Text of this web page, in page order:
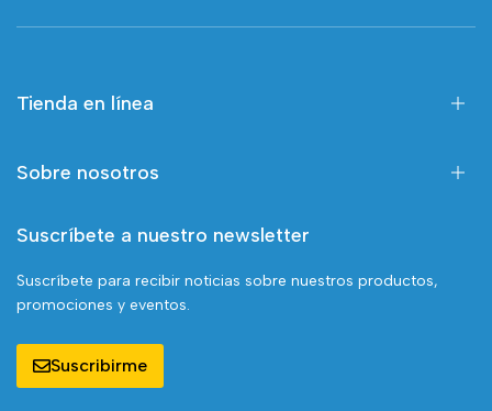
Tienda en línea
Sobre nosotros
Suscríbete a nuestro newsletter
Suscríbete para recibir noticias sobre nuestros productos,
promociones y eventos.
Suscribirme